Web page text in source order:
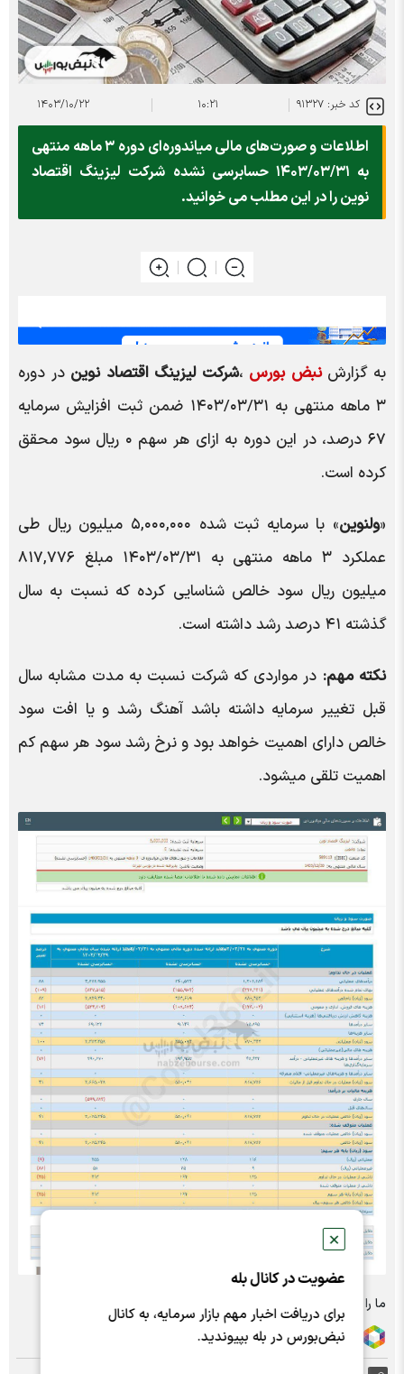
✕
عضویت در کانال بله
برای دریافت اخبار مهم بازار سرمایه، به کانال
نبض‌بورس در بله بپیوندید.
کد خبر: ۹۱۳۲۷ ۱۰:۲۱ ۱۴۰۳/۱۰/۲۲
اطلاعات و صورت‌های مالی میاندوره‌ای دوره ۳ ماهه منتهی
به ۱۴۰۳/۰۳/۳۱ حسابرسی نشده شرکت لیزینگ اقتصاد
نوین را در این مطلب می خوانید.
به گزارشنبض بورس ،شرکت لیزینگ اقتصاد نوین در دوره
۳ ماهه منتهی به ۱۴۰۳/۰۳/۳۱ ضمن ثبت افزایش سرمایه
۶۷ درصد، در این دوره به ازای هر سهم ۰ ریال سود محقق
کرده است.
«ولنوین
» با سرمایه ثبت شده ۵,۰۰۰,۰۰۰ میلیون ریال طی
عملکرد ۳ ماهه منتهی به ۱۴۰۳/۰۳/۳۱ مبلغ ۸۱۷,۷۷۶
میلیون ریال سود خالص شناسایی کرده که نسبت به سال
گذشته ۴۱ درصد رشد داشته است.
نکته مهم: در مواردی که شرکت نسبت به مدت مشابه سال
قبل تغییر سرمایه داشته باشد آهنگ رشد و یا افت سود
خالص دارای اهمیت خواهد بود و نرخ رشد سود هر سهم کم
اهمیت تلقی میشود.
ما را در شبکه های اجتماعی دنبال کنید :